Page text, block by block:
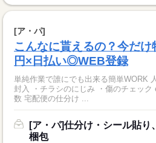
[ア・パ]
こんなに貰えるの？今だ
円×日払い◎WEB登録
単純作業で誰にでも出来る簡単WORK
封入 ・チラシのにじみ ・傷のチェッ
数 宅配便の仕分け ...
[ア・パ]仕分け・シール貼り
梱包